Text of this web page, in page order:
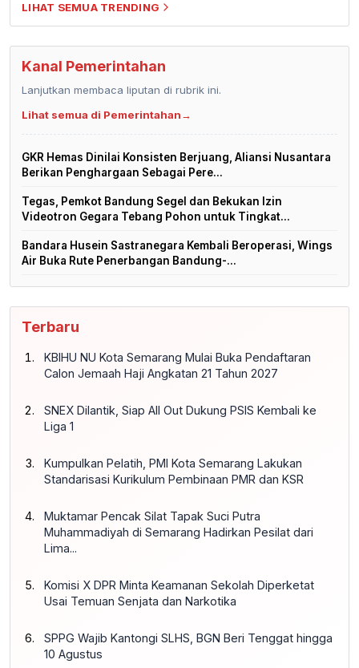
LIHAT SEMUA TRENDING
Kanal Pemerintahan
Lanjutkan membaca liputan di rubrik ini.
Lihat semua di Pemerintahan→
GKR Hemas Dinilai Konsisten Berjuang, Aliansi Nusantara
Berikan Penghargaan Sebagai Pere...
Tegas, Pemkot Bandung Segel dan Bekukan Izin
Videotron Gegara Tebang Pohon untuk Tingkat...
Bandara Husein Sastranegara Kembali Beroperasi, Wings
Air Buka Rute Penerbangan Bandung-...
Terbaru
KBIHU NU Kota Semarang Mulai Buka Pendaftaran
Calon Jemaah Haji Angkatan 21 Tahun 2027
SNEX Dilantik, Siap All Out Dukung PSIS Kembali ke
Liga 1
Kumpulkan Pelatih, PMI Kota Semarang Lakukan
Standarisasi Kurikulum Pembinaan PMR dan KSR
Muktamar Pencak Silat Tapak Suci Putra
Muhammadiyah di Semarang Hadirkan Pesilat dari
Lima...
Komisi X DPR Minta Keamanan Sekolah Diperketat
Usai Temuan Senjata dan Narkotika
SPPG Wajib Kantongi SLHS, BGN Beri Tenggat hingga
10 Agustus